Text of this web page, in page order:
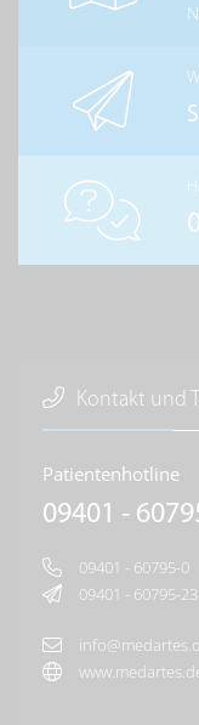
Kontakt und
Patientenhotline
09401 -
09401 - 60795-0
09401 - 60795-23